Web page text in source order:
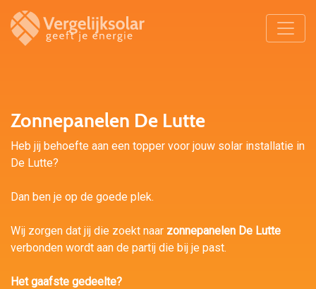
Zonnepanelen De Lutte
Heb jij behoefte aan een topper voor jouw solar installatie in
De Lutte?
Dan ben je op de goede plek.
Wij zorgen dat jij die zoekt naar zonnepanelen De Lutte
verbonden wordt aan de partij die bij je past.
Het gaafste gedeelte?